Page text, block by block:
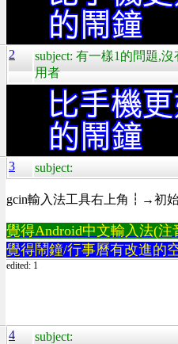
2
subject: 有一樣1的問題,
用者
3 subject:
gcin輸入法工具右上角┇→初
覺得Android中文輸入法(
覺得鬧鐘/行事曆有改進的
edited: 1
4 subject: